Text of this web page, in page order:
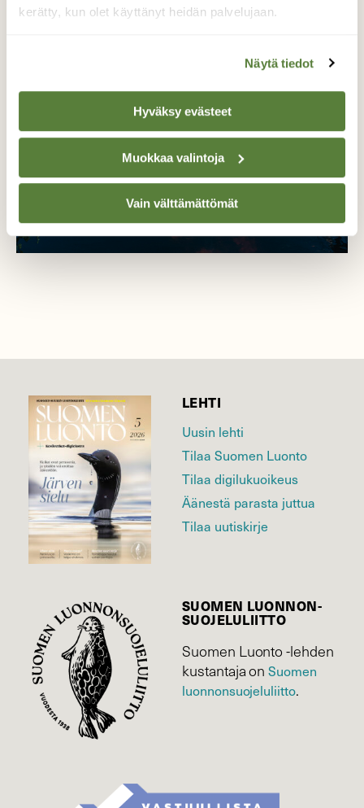
kerätty, kun olet käyttänyt heidän palvelujaan.
Näytä tiedot
Hyväksy evästeet
Muokkaa valintoja
Vain välttämättömät
LEHTI
Uusin lehti
Tilaa Suomen Luonto
Tilaa digilukuoikeus
Äänestä parasta juttua
Tilaa uutiskirje
SUOMEN LUONNON­
SUOJELU­LIITTO
Suomen Luonto -lehden
kustantaja onSuomen
luonnonsuojelu­liitto.